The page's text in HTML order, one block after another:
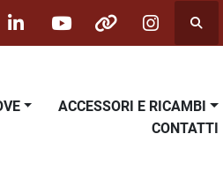
linkedinyoutubeotherinstagram
Cerca
ACCESSORI E RICAMBI
CONTATTI